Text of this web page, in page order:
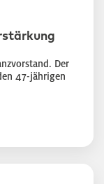
Der
47-jährigen